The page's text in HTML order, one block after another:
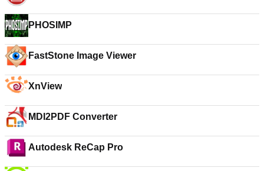
PHOSIMP
FastStone Image Viewer
XnView
MDI2PDF Converter
Autodesk ReCap Pro